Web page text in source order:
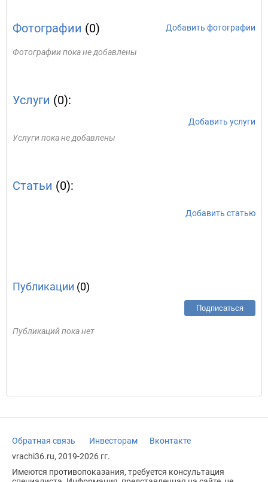
Фотографии (0) Добавить фотографии
Фотографии пока не добавлены
Услуги (0):
Добавить услуги
Услуги пока не добавлены
Статьи (0):
Добавить статью
Публикации (0)
Подписаться
Публикаций пока нет
Обратная связь Инвесторам
Вконтакте
vrachi36.ru, 2019-2026 гг.
Имеются противопоказания, требуется консультация